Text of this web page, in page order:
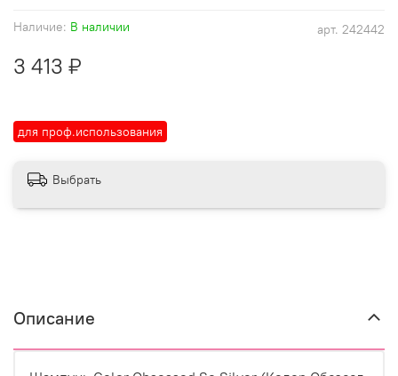
арт. 242442
Наличие: В наличии
для проф.использования
3 413 ₽
Выбрать
Описание